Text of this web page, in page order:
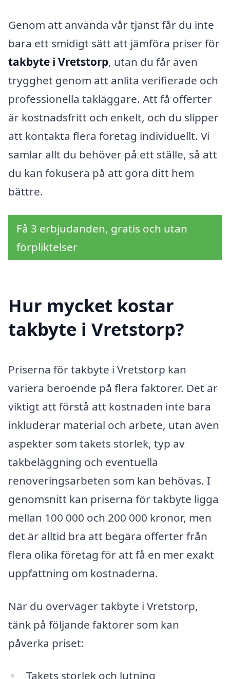
Genom att använda vår tjänst får du inte
bara ett smidigt sätt att jämföra priser för
takbyte i Vretstorp, utan du får även
trygghet genom att anlita verifierade och
professionella takläggare. Att få offerter
är kostnadsfritt och enkelt, och du slipper
att kontakta flera företag individuellt. Vi
samlar allt du behöver på ett ställe, så att
du kan fokusera på att göra ditt hem
bättre.
Få 3 erbjudanden, gratis och utan
förpliktelser
Hur mycket kostar
takbyte i Vretstorp?
Priserna för takbyte i Vretstorp kan
variera beroende på flera faktorer. Det är
viktigt att förstå att kostnaden inte bara
inkluderar material och arbete, utan även
aspekter som takets storlek, typ av
takbeläggning och eventuella
renoveringsarbeten som kan behövas. I
genomsnitt kan priserna för takbyte ligga
mellan 100 000 och 200 000 kronor, men
det är alltid bra att begära offerter från
flera olika företag för att få en mer exakt
uppfattning om kostnaderna.
När du överväger takbyte i Vretstorp,
tänk på följande faktorer som kan
påverka priset:
Takets storlek och lutning